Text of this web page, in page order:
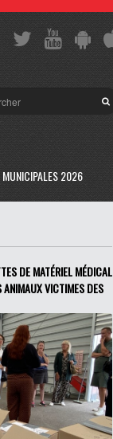
MUNICIPALES 2026
DE MATÉRIEL MÉDICAL
ANIMAUX VICTIMES DES